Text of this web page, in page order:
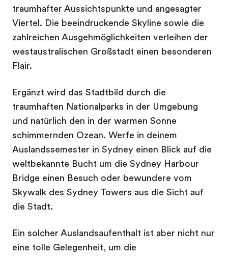
traumhafter Aussichtspunkte und angesagter
Viertel. Die beeindruckende Skyline sowie die
zahlreichen Ausgehmöglichkeiten verleihen der
westaustralischen Großstadt einen besonderen
Flair.
Ergänzt wird das Stadtbild durch die
traumhaften Nationalparks in der Umgebung
und natürlich den in der warmen Sonne
schimmernden Ozean. Werfe in deinem
Auslandssemester in Sydney einen Blick auf die
weltbekannte Bucht um die Sydney Harbour
Bridge einen Besuch oder bewundere vom
Skywalk des Sydney Towers aus die Sicht auf
die Stadt.
Ein solcher Auslandsaufenthalt ist aber nicht nur
eine tolle Gelegenheit, um die